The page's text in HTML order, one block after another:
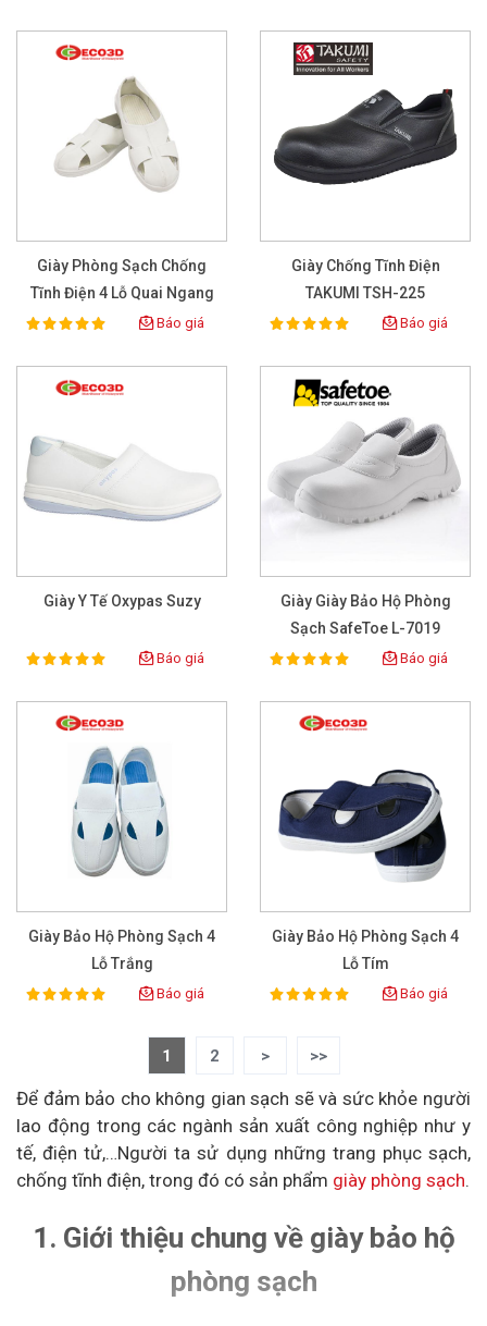
Giày Phòng Sạch Chống
Tĩnh Điện 4 Lỗ Quai Ngang
Rating:
100% Báo giá
Giày Chống Tĩnh Điện
TAKUMI TSH-225
Rating:
100% Báo giá
Giày Y Tế Oxypas Suzy
Rating:
100% Báo giá
Giày Giày Bảo Hộ Phòng
Sạch SafeToe L-7019
Rating:
100% Báo giá
Giày Bảo Hộ Phòng Sạch 4
Lỗ Trắng
Rating:
100% Báo giá
Giày Bảo Hộ Phòng Sạch 4
Lỗ Tím
Rating:
100% Báo giá
1 2 > >>
Để đảm bảo cho không gian sạch sẽ và sức khỏe người
lao động trong các ngành sản xuất công nghiệp như y
tế, điện tử,…Người ta sử dụng những trang phục sạch,
chống tĩnh điện, trong đó có sản phẩm giày phòng sạch.
1. Giới thiệu chung về giày bảo hộ
phòng sạch